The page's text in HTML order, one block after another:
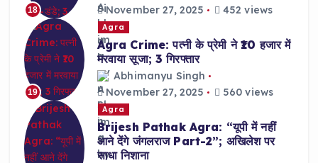
18
November 27, 2025
452 views
19
Agra
Agra Crime: पत्नी के प्रेमी ने ₹10 हजार में
मरवाया सूजा; 3 गिरफ्तार
Abhimanyu Singh
November 27, 2025
560 views
Agra
Brijesh Pathak Agra: “यूपी में नहीं
आने देंगे जंगलराज Part-2”; अखिलेश पर
साधा निशाना